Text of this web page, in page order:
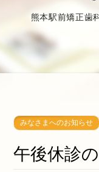
熊本駅前矯正歯
みなさまへのお知らせ
午後休診